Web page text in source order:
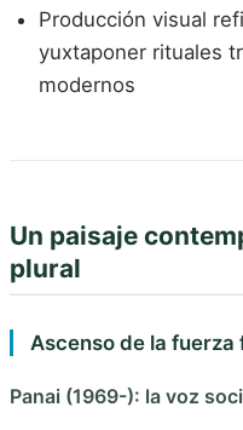
Producción visual
yuxtaponer rituales
modernos
Un paisaje
plural
Ascenso de la fuerza
Panai (1969-): la voz